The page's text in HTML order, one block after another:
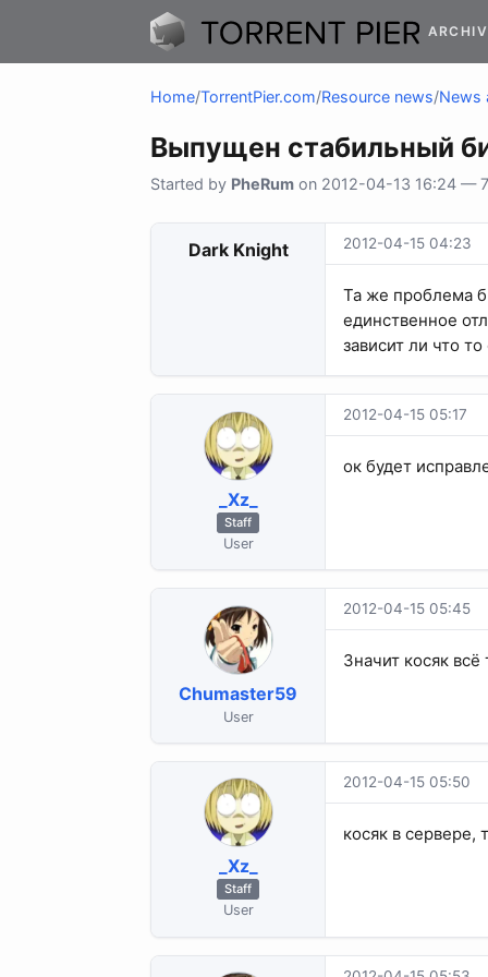
Home/TorrentPier.com/Resource news/News
Выпущен стабильный
Started by PheRum on 2012-04-13 16:24 —
Dark Knight 2012-04-15 04:23
Та же проблема
единственное
зависит ли что
_Xz_
Staff
User
2012-04-15 05:17
ок будет
Chumaster59
User
2012-04-15 05:45
Значит косяк
_Xz_
Staff
User
2012-04-15 05:50
косяк в сервере,